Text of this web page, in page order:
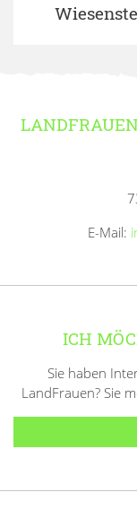
E-Mail:
ICH
Sie haben
LandFrauen? Sie